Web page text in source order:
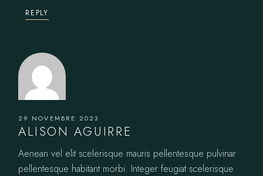
REPLY
29 NOVEMBRE 2023
ALISON AGUIRRE
Aenean vel elit scelerisque mauris pellentesque pulvinar
pellentesque habitant morbi. Integer feugiat scelerisque